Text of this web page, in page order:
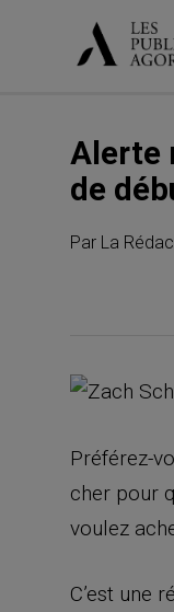
Alerte
de
Par La
Préférez-
cher pour
voulez
C’est une